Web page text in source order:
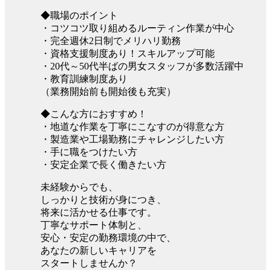
◆職場のポイント
・コツコツ取り組めるルーティン作業が中心
・完全週休2日制でメリハリ勤務
・資格支援制度あり！スキルアップ可能
・20代～50代半ばの男女スタッフが多数活躍中
・教育訓練制度あり
（業務開始前も開始後も充実）
◆こんな方におすすめ！
・地道な作業を丁寧にこなすのが得意な方
・製造業や工場勤務にチャレンジしたい方
・手に職をつけたい方
・安定企業で長く働きたい方
未経験からでも、
しっかりと技術が身につき、
将来に活かせる仕事です。
丁寧なサポート体制と、
安心・安定の勤務環境の中で、
あなたの新しいキャリアを
スタートしませんか？